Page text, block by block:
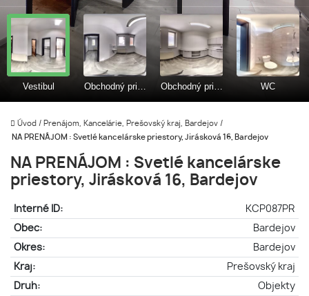
Úvod / Prenájom, Kancelárie, Prešovský kraj, Bardejov /
NA PRENÁJOM : Svetlé kancelárske priestory, Jirásková 16, Bardejov
NA PRENÁJOM : Svetlé kancelárske
priestory, Jirásková 16, Bardejov
Interné ID:
KCP087PR
Obec:
Bardejov
Okres:
Bardejov
Kraj:
Prešovský kraj
Druh:
Objekty